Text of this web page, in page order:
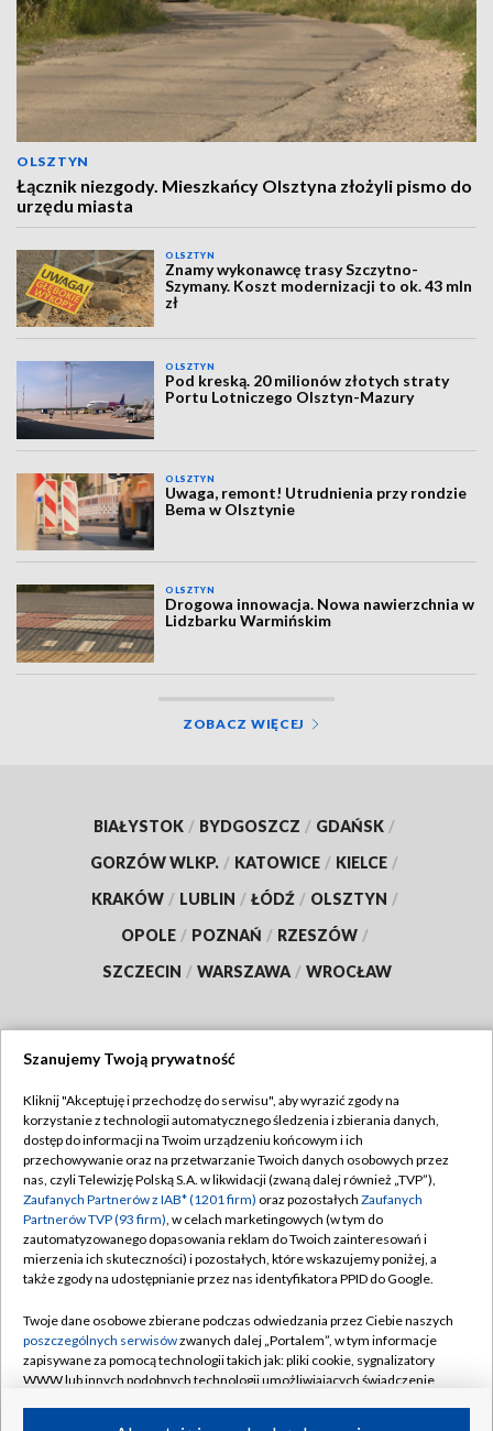
OLSZTYN
Łącznik niezgody. Mieszkańcy Olsztyna złożyli pismo do
urzędu miasta
OLSZTYN
Znamy wykonawcę trasy Szczytno-
Szymany. Koszt modernizacji to ok. 43 mln
zł
OLSZTYN
Pod kreską. 20 milionów złotych straty
Portu Lotniczego Olsztyn-Mazury
OLSZTYN
Uwaga, remont! Utrudnienia przy rondzie
Bema w Olsztynie
OLSZTYN
Drogowa innowacja. Nowa nawierzchnia w
Lidzbarku Warmińskim
ZOBACZ WIĘCEJ
BIAŁYSTOK / BYDGOSZCZ / GDAŃSK /
GORZÓW WLKP. / KATOWICE / KIELCE /
KRAKÓW / LUBLIN / ŁÓDŹ / OLSZTYN /
OPOLE / POZNAŃ / RZESZÓW /
SZCZECIN / WARSZAWA / WROCŁAW
TVP
Abonament TVP
Emisja w TVP
Centrum informacji TVP
Naziemna Telewizja Cyfrowa
Rada Programowa
System NOS
Informacje o nadawcy
Regulamin TVP
Polityka prywatności
Moje zgody
Pomoc
Kontakt
Kanały
Szanujemy Twoją prywatność
Kliknij "Akceptuję i przechodzę do serwisu", aby wyrazić zgody na
korzystanie z technologii automatycznego śledzenia i zbierania danych,
dostęp do informacji na Twoim urządzeniu końcowym i ich
przechowywanie oraz na przetwarzanie Twoich danych osobowych przez
nas, czyli Telewizję Polską S.A. w likwidacji (zwaną dalej również „TVP”),
Zaufanych Partnerów z IAB* (1201 firm) oraz pozostałych Zaufanych
Partnerów TVP (93 firm), w celach marketingowych (w tym do
zautomatyzowanego dopasowania reklam do Twoich zainteresowań i
mierzenia ich skuteczności) i pozostałych, które wskazujemy poniżej, a
także zgody na udostępnianie przez nas identyfikatora PPID do Google.
Twoje dane osobowe zbierane podczas odwiedzania przez Ciebie naszych
poszczególnych serwisówzwanych dalej „Portalem”, w tym informacje
zapisywane za pomocą technologii takich jak: pliki cookie, sygnalizatory
WWW lub innych podobnych technologii umożliwiających świadczenie